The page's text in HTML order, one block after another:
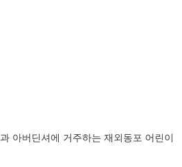
아버딘셔에 거주하는 재외동포 어린이